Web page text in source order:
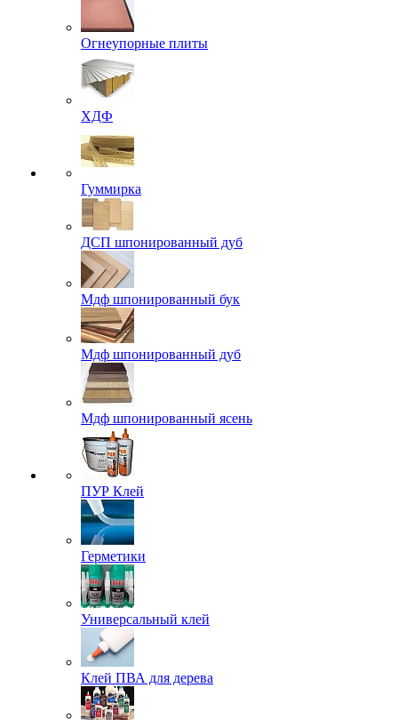
Огнеупорные плиты
ХДФ
Гуммирка
ДСП шпонированный дуб
Мдф шпонированный бук
Мдф шпонированный дуб
Мдф шпонированный ясень
ПУР Клей
Герметики
Универсальный клей
Клей ПВА для дерева